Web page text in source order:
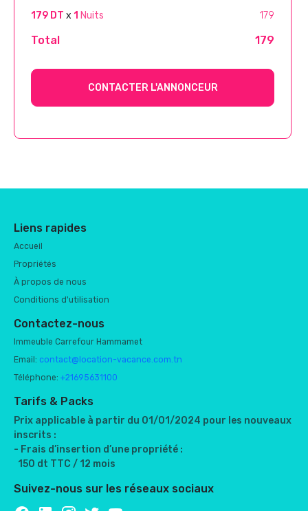
179 DT x 1 Nuits 179
Total 179
CONTACTER L'ANNONCEUR
Liens rapides
Accueil
Propriétés
À propos de nous
Conditions d'utilisation
Contactez-nous
Immeuble Carrefour Hammamet
Email: contact@location-vacance.com.tn
Téléphone: +21695631100
Tarifs & Packs
Prix applicable à partir du 01/01/2024 pour les nouveaux
inscrits :
- Frais d’insertion d’une propriété :
150 dt TTC / 12 mois
Suivez-nous sur les réseaux sociaux